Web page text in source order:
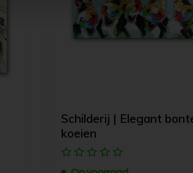
Schilderij | Elegant
koeien